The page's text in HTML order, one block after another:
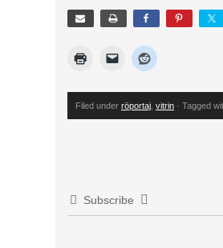
Filed under röportaj vitrin · Tagged
Subscribe